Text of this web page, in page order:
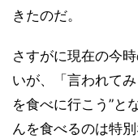
きたのだ。
さすがに現在の今
いが、「言われて
を食べに行こう”と
んを食べるのは特